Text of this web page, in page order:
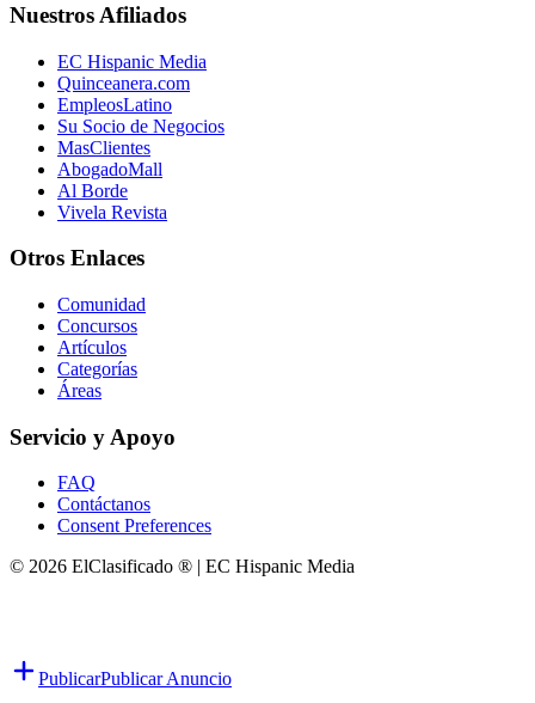
Nuestros Afiliados
EC Hispanic Media
Quinceanera.com
EmpleosLatino
Su Socio de Negocios
MasClientes
AbogadoMall
Al Borde
Vivela Revista
Otros Enlaces
Comunidad
Concursos
Artículos
Categorías
Áreas
Servicio y Apoyo
FAQ
Contáctanos
Consent Preferences
© 2026 ElClasificado ® | EC Hispanic Media
PublicarPublicar Anuncio